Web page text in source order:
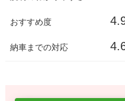
おすすめ度
納車までの対応